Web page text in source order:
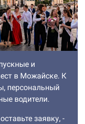
и
в Можайске. К
персональный
водители.
заявку, -